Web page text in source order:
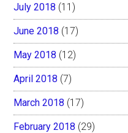
July 2018 (11)
June 2018 (17)
May 2018 (12)
April 2018 (7)
March 2018 (17)
February 2018 (29)